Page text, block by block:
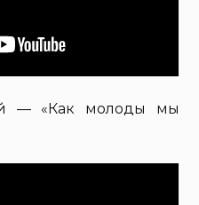
— «Как молоды мы